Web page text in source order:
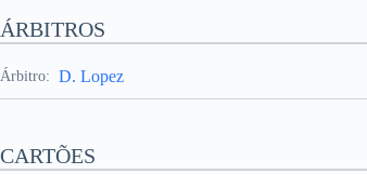
ÁRBITROS
Árbitro: D. Lopez
CARTÕES